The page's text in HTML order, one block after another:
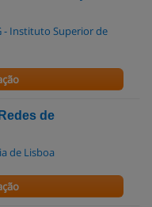
- Instituto Superior de
de
de Lisboa